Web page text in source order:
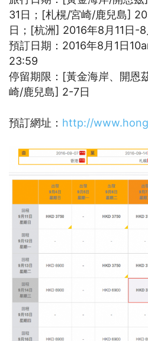
31日；[札榥/宮崎/鹿兒島]
日；[杭洲] 2016年8月11日-
預訂日期：2016年8月1日
23:59
停留期限：[黃金海岸、開恩
崎/鹿兒島] 2-7日
預訂網址： http://